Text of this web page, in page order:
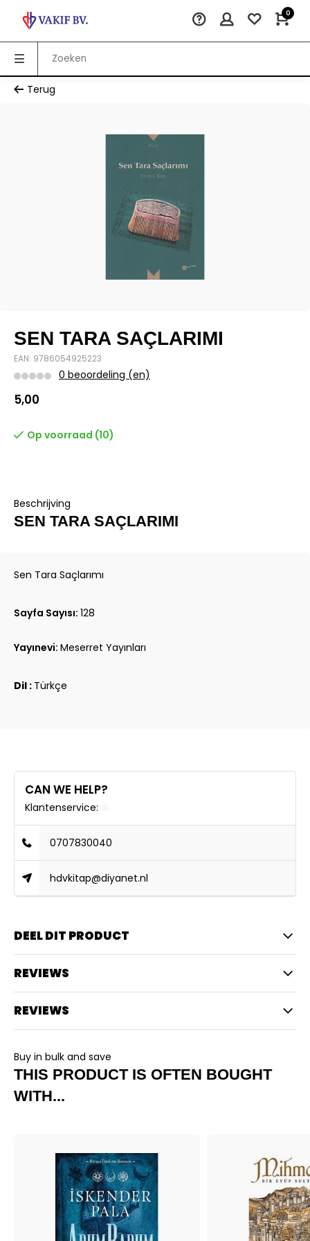
0
Terug
SEN TARA SAÇLARIMI
EAN: 9786054925223
0 beoordeling (en)
5,00
Op voorraad (10)
Beschrijving
SEN TARA SAÇLARIMI
Sen Tara Saçlarımı
Sayfa Sayısı: 128
Yayınevi: Meserret Yayınları
Dil : Türkçe
CAN WE HELP?
Klantenservice:
0707830040
hdvkitap@diyanet.nl
DEEL DIT PRODUCT
REVIEWS
REVIEWS
Buy in bulk and save
THIS PRODUCT IS OFTEN BOUGHT
WITH...